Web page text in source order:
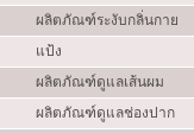
ผลิตภัณฑ์ระงับกลิ่นกาย
แป้ง
ผลิตภัณฑ์ดูแลเส้นผม
ผลิตภัณฑ์ดูแลช่องปาก